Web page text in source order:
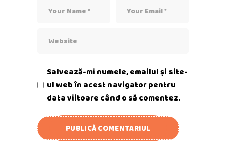
Salvează-mi numele, emailul și site-
ul web în acest navigator pentru
data viitoare când o să comentez.
PUBLICĂ COMENTARIUL